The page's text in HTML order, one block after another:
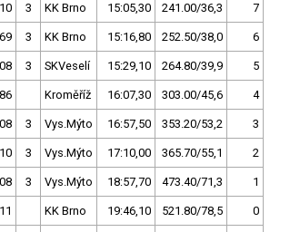
3 KK Brno 15:05,30 241.00/36,3 7
3 KK Brno 15:16,80 252.50/38,0 6
3 SKVeselí 15:29,10 264.80/39,9 5
Kroměříž 16:07,30 303.00/45,6 4
3 Vys.Mýto 16:57,50 353.20/53,2 3
3 Vys.Mýto 17:10,00 365.70/55,1 2
3 Vys.Mýto 18:57,70 473.40/71,3 1
KK Brno 19:46,10 521.80/78,5 0